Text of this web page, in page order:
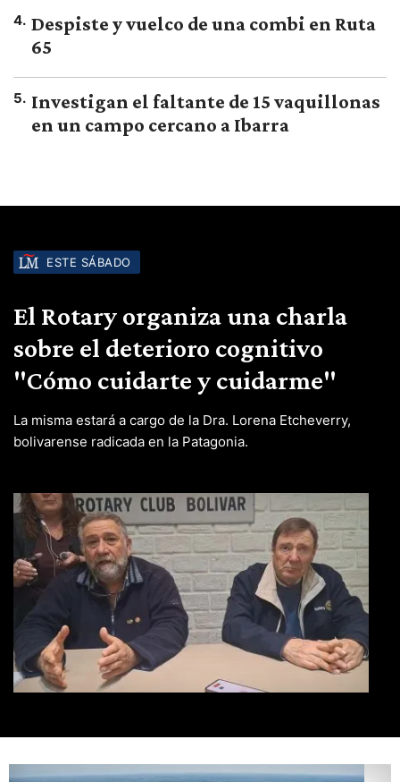
4. Despiste y vuelco de una combi en Ruta
65
5. Investigan el faltante de 15 vaquillonas
en un campo cercano a Ibarra
ESTE SÁBADO
El Rotary organiza una charla
sobre el deterioro cognitivo
"Cómo cuidarte y cuidarme"
La misma estará a cargo de la Dra. Lorena Etcheverry,
bolivarense radicada en la Patagonia.